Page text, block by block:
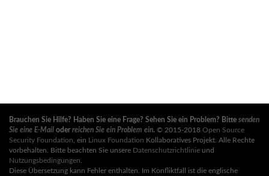
Brauchen Sie Hilfe? Haben Sie eine Frage? Sehen Sie ein Problem? Bitte senden
Sie eine E-Mail oderreichen Sie ein Problem ein. © 2015-2018 Open Source
Security Foundation , ein Linux Foundation Kollaboratives Projekt. Alle Rechte
vorbehalten. Bitte beachten Sie unsere Datenschutzrichtlinie und
Nutzungsbedingungen
Diese Übersetzung kann Fehler enthalten. Im Konfliktfall ist die englische